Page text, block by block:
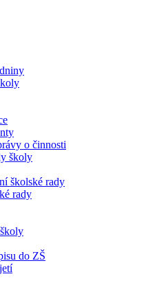
o činnosti
školy
školské rady
rady
do ZŠ